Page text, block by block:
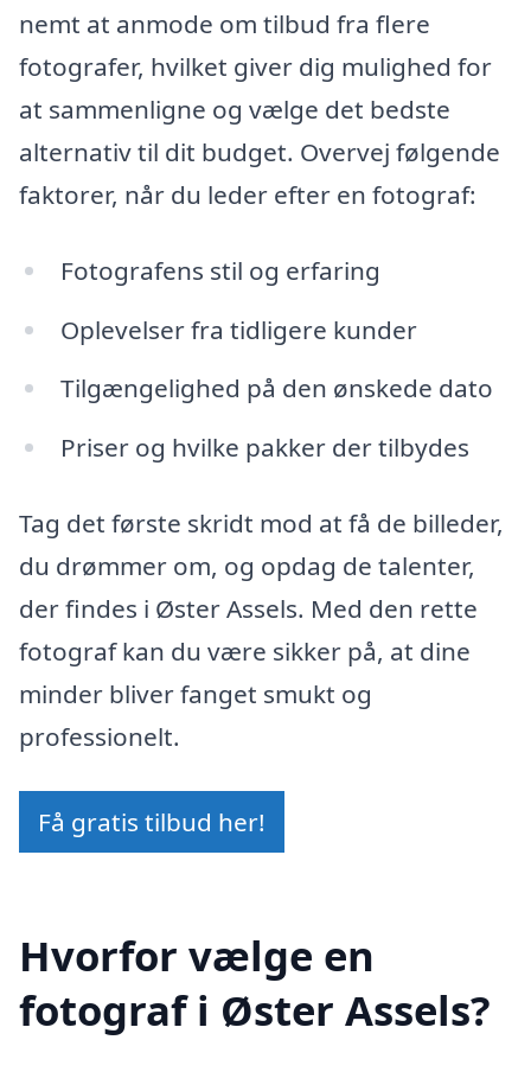
nemt at anmode om tilbud fra flere
fotografer, hvilket giver dig mulighed for
at sammenligne og vælge det bedste
alternativ til dit budget. Overvej følgende
faktorer, når du leder efter en fotograf:
Fotografens stil og erfaring
Oplevelser fra tidligere kunder
Tilgængelighed på den ønskede dato
Priser og hvilke pakker der tilbydes
Tag det første skridt mod at få de billeder,
du drømmer om, og opdag de talenter,
der findes i Øster Assels. Med den rette
fotograf kan du være sikker på, at dine
minder bliver fanget smukt og
professionelt.
Få gratis tilbud her!
Hvorfor vælge en
fotograf i Øster Assels?